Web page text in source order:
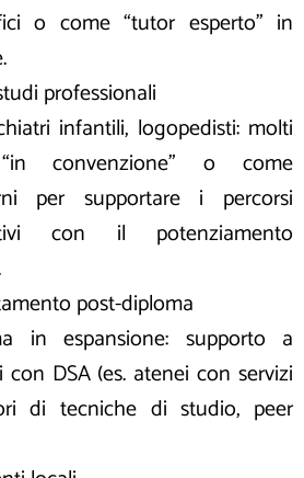
o come “tutor esperto” in
professionali
infantili, logopedisti: molti
convenzione” o come
per supportare i percorsi
con il potenziamento
post-diploma
in espansione: supporto a
DSA (es. atenei con servizi
di tecniche di studio, peer